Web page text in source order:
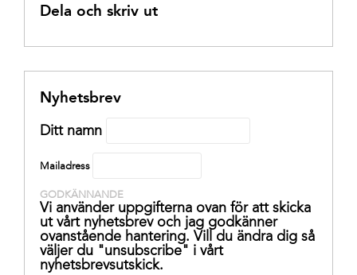
Dela och skriv ut
Nyhetsbrev
Ditt namn
Mailadress
GODKÄNNANDE
Vi använder uppgifterna ovan för att skicka
ut vårt nyhetsbrev och jag godkänner
ovanstående hantering. Vill du ändra dig så
väljer du "unsubscribe" i vårt
nyhetsbrevsutskick.